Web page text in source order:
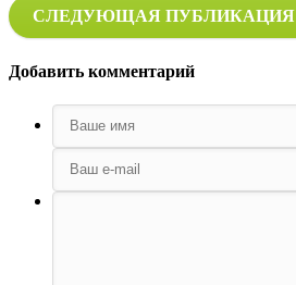
СЛЕДУЮЩАЯ ПУБЛИКАЦИЯ
Добавить комментарий